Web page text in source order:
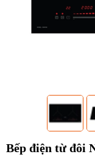
Bếp điện từ đôi